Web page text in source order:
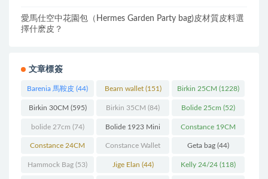
愛馬仕空中花園包（Hermes Garden Party bag)皮材質皮料選
擇什麽皮？
文章標簽
Barenia 馬鞍皮 (44) Bearn wallet(151) Birkin 25CM (1228)
Birkin 30CM (595) Birkin 35CM (84) Bolide 25cm (52)
bolide 27cm (74) Bolide 1923 Mini
(93)
Constance 19CM
(571)
Constance 24CM
(216)
Constance Wallet
(60)
Geta bag (44)
Hammock Bag (53) Jige Elan (44) Kelly 24/24 (118)